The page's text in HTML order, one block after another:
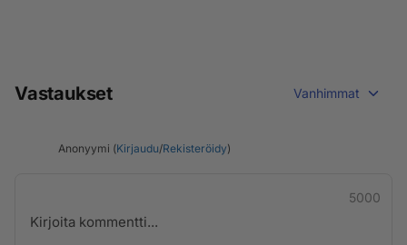
Vastaukset Vanhimmat
Anonyymi (Kirjaudu/Rekisteröidy)
5000